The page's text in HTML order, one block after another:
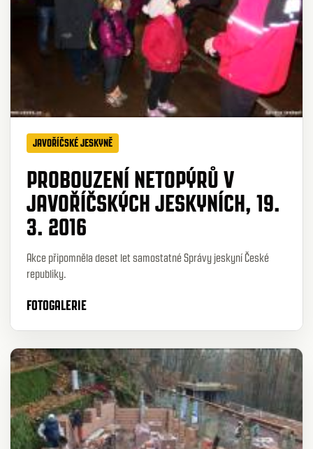
JAVOŘÍČSKÉ JESKYNĚ
PROBOUZENÍ NETOPÝRŮ V
JAVOŘÍČSKÝCH JESKYNÍCH, 19.
3. 2016
Akce připomněla deset let samostatné Správy jeskyní České
republiky.
FOTOGALERIE